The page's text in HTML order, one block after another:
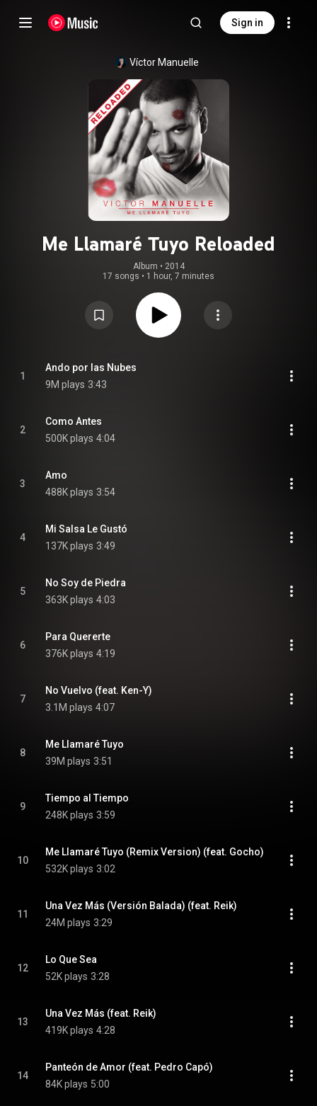
Sign in
Víctor Manuelle
Me Llamaré Tuyo Reloaded
Album • 2014
17 songs • 1 hour, 7 minutes
1
Ando por las Nubes
9M plays 3:43
2
Como Antes
500K plays 4:04
3
Amo
488K plays 3:54
4
Mi Salsa Le Gustó
137K plays 3:49
5
No Soy de Piedra
363K plays 4:03
6
Para Quererte
376K plays 4:19
7
No Vuelvo (feat. Ken-Y)
3.1M plays 4:07
8
Me Llamaré Tuyo
39M plays 3:51
9
Tiempo al Tiempo
248K plays 3:59
10
Me Llamaré Tuyo (Remix Version) (feat. Gocho)
532K plays 3:02
11
Una Vez Más (Versión Balada) (feat. Reik)
24M plays 3:29
12
Lo Que Sea
52K plays 3:28
13
Una Vez Más (feat. Reik)
419K plays 4:28
14
Panteón de Amor (feat. Pedro Capó)
84K plays 5:00